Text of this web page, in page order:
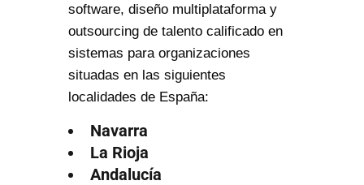
software, diseño multiplataforma y
outsourcing de talento calificado en
sistemas para organizaciones
situadas en las siguientes
localidades de España:
Navarra
La Rioja
Andalucía